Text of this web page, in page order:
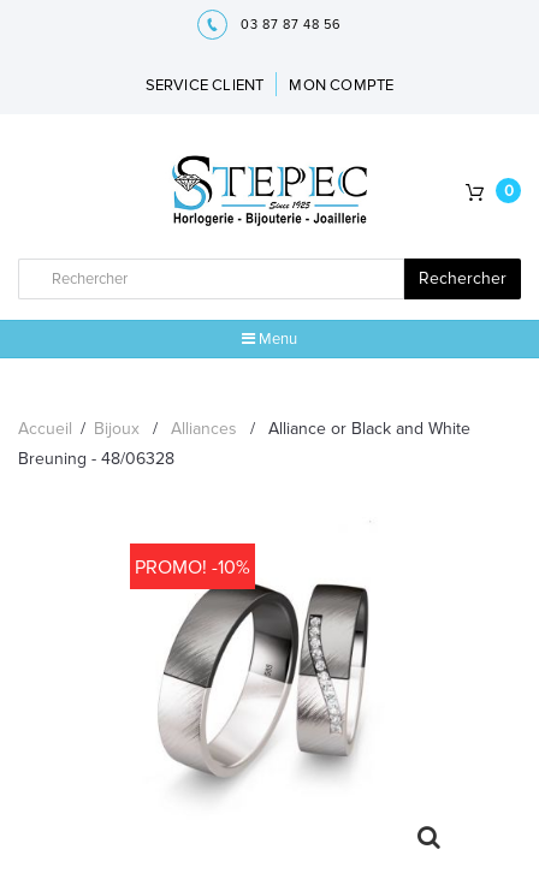
03 87 87 48 56
SERVICE CLIENT MON COMPTE
Rechercher
0
Menu
MONTRES
LES GEORGETTES
SWAROVSKI
BONNES AFFAIRES
CARTES CADEAUX
IDÉE CADEAUX
Accueil / Bijoux / Alliances /
Alliance or Black and White
Breuning - 48/06328
PROMO! -10%